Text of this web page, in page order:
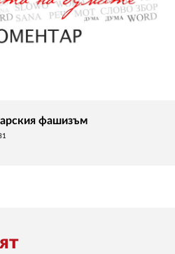
фашизъм